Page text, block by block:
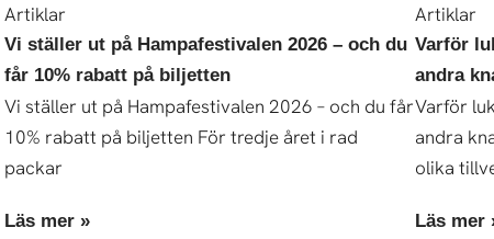
Artiklar
Vi ställer ut på Hampafestivalen 2026 – och du
får 10% rabatt på biljetten
Vi ställer ut på Hampafestivalen 2026 – och du får
10% rabatt på biljetten För tredje året i rad
packar
Läs mer »
Artiklar
Varför
andra
Varför
andra
olika
Läs mer